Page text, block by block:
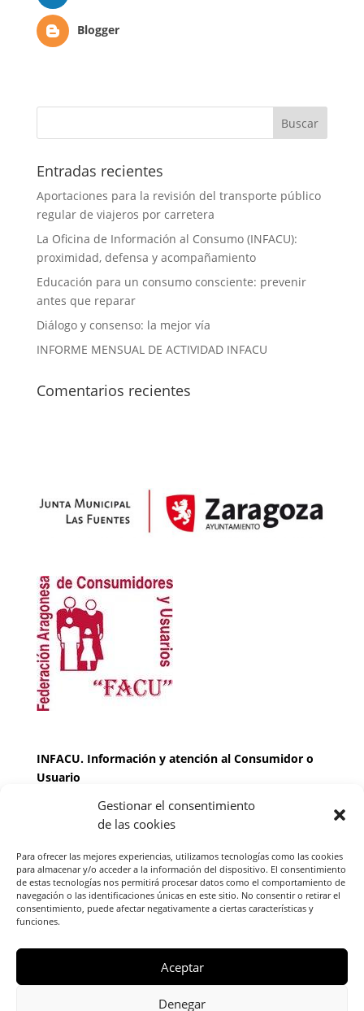
Gestionar el consentimiento
de las cookies
Para ofrecer las mejores experiencias, utilizamos tecnologías como las cookies
para almacenar y/o acceder a la información del dispositivo. El consentimiento
de estas tecnologías nos permitirá procesar datos como el comportamiento de
navegación o las identificaciones únicas en este sitio. No consentir o retirar el
consentimiento, puede afectar negativamente a ciertas características y
funciones.
Aceptar
Denegar
Blogger
Entradas recientes
Aportaciones para la revisión del transporte público
regular de viajeros por carretera
La Oficina de Información al Consumo (INFACU):
proximidad, defensa y acompañamiento
Educación para un consumo consciente: prevenir
antes que reparar
Diálogo y consenso: la mejor vía
INFORME MENSUAL DE ACTIVIDAD INFACU
Comentarios recientes
INFACU. Información y atención al Consumidor o
Usuario
MARTES Y JUEVES de17:00 a 20 horas
horas
Teléfono de contacto976 13 47 92
FACU, Calle Leopoldo Romeo, 30 local